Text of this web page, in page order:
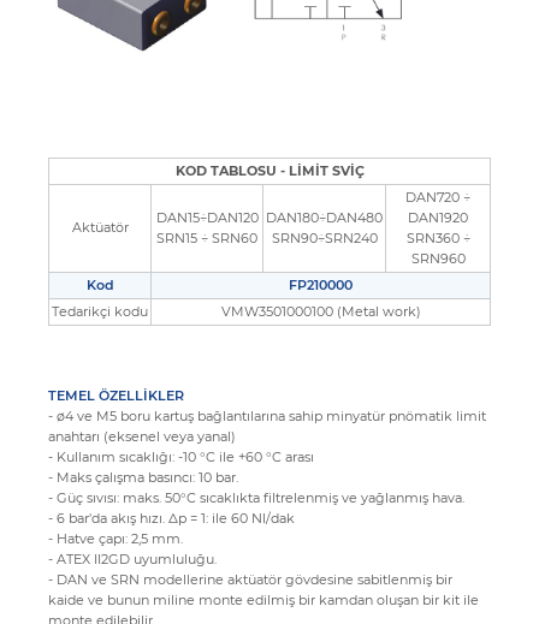
KOD TABLOSU - LİMİT SVİÇ
Aktüatör
DAN15÷DAN120
SRN15 ÷ SRN60
DAN180÷DAN480
SRN90÷SRN240
DAN720 ÷
DAN1920
SRN360 ÷
SRN960
Kod
FP210000
Tedarikçi kodu
VMW3501000100 (Metal work)
TEMEL ÖZELLİKLER
- ø4 ve M5 boru kartuş bağlantılarına sahip minyatür pnömatik limit
anahtarı (eksenel veya yanal)
- Kullanım sıcaklığı: -10 °C ile +60 °C arası
- Maks çalışma basıncı: 10 bar.
- Güç sıvısı: maks. 50°C sıcaklıkta filtrelenmiş ve yağlanmış hava.
- 6 bar'da akış hızı. Δp = 1: ile 60 Nl/dak
- Hatve çapı: 2,5 mm.
- ATEX II2GD uyumluluğu.
- DAN ve SRN modellerine aktüatör gövdesine sabitlenmiş bir
kaide ve bunun miline monte edilmiş bir kamdan oluşan bir kit ile
monte edilebilir.